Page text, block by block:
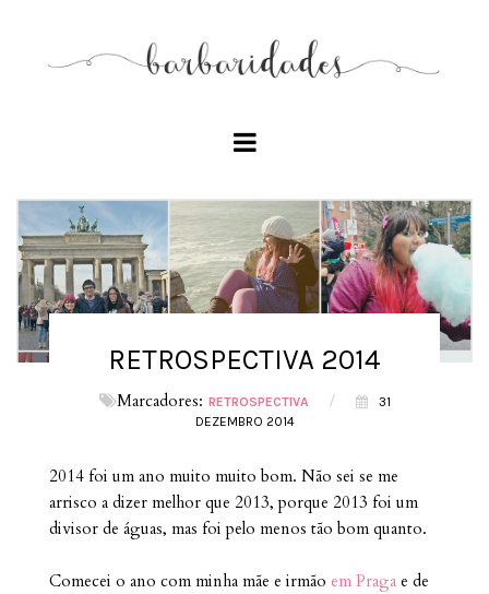
RETROSPECTIVA 2014
Marcadores: RETROSPECTIVA /
31
DEZEMBRO 2014
2014 foi um ano muito muito bom. Não sei se me
arrisco a dizer melhor que 2013, porque 2013 foi um
divisor de águas, mas foi pelo menos tão bom quanto.
Comecei o ano com minha mãe e irmão em Praga e de